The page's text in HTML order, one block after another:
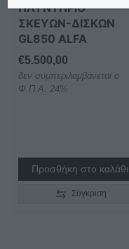
ΠΛΥΝΤΗΡΙΟ
ΣΚΕΥΩΝ-ΔΙΣΚΩΝ
GL850 ALFA
€5.500,00
δεν συμπεριλαμβάνεται ο
Φ.Π.Α. 24%
Προσθήκη στο καλάθι
Σύγκριση